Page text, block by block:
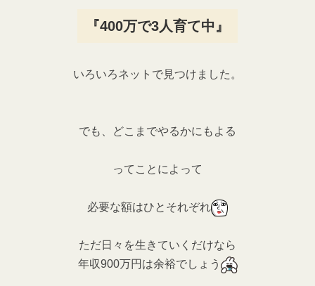
『400万で3人育て中』
いろいろネットで見つけました。
でも、どこまでやるかにもよる
ってことによって
必要な額はひとそれぞれ
ただ日々を生きていくだけなら
年収900万円は余裕でしょう